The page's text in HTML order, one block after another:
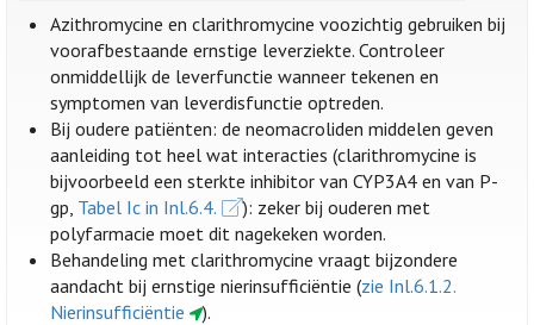
Azithromycine en clarithromycine voozichtig gebruiken bij
voorafbestaande ernstige leverziekte. Controleer
onmiddellijk de leverfunctie wanneer tekenen en
symptomen van leverdisfunctie optreden.
Bij oudere patiënten: de neomacroliden middelen geven
aanleiding tot heel wat interacties (clarithromycine is
bijvoorbeeld een sterkte inhibitor van CYP3A4 en van P-
gp, Tabel Ic in Inl.6.4.
): zeker bij ouderen met
polyfarmacie moet dit nagekeken worden.
Behandeling met clarithromycine vraagt bijzondere
aandacht bij ernstige nierinsufficiëntie (zie Inl.6.1.2.
Nierinsufficiëntie
).